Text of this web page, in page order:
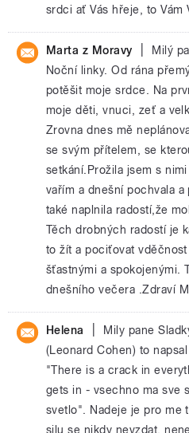
srdci ať Vás hřeje, to Vám
Marta z Moravy
Milý
Noční linky. Od rána
potěšit moje srdce. Na
moje děti, vnuci, zeť a
Zrovna dnes mě
se svým přítelem, se
setkání.Prožila jsem s
vařím a dnešní pochvala
také naplnila radostí,že
Těch drobných radostí je
to žít a pociťovat
šťastnými a spokojenými.
dnešního večera .Zdraví
Helena
Mily pane
(Leonard Cohen) to
"There is a crack in
gets in - vsechno ma sve
svetlo". Nadeje je pro me
silu se nikdy nevzdat,